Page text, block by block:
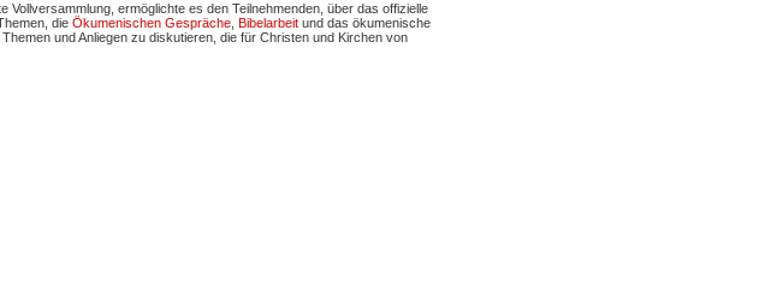
Vollversammlung, ermöglichte es den Teilnehmenden, über das offizielle
die Ökumenischen Gespräche Bibelarbeit und das ökumenische
und Anliegen zu diskutieren, die für Christen und Kirchen von